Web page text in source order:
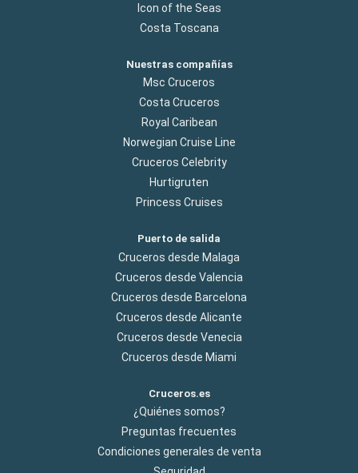
Icon of the Seas
Costa Toscana
Nuestras compañías
Msc Cruceros
Costa Cruceros
Royal Caribean
Norwegian Cruise Line
Cruceros Celebrity
Hurtigruten
Princess Cruises
Puerto de salida
Cruceros desde Malaga
Cruceros desde Valencia
Cruceros desde Barcelona
Cruceros desde Alicante
Cruceros desde Venecia
Cruceros desde Miami
Cruceros.es
¿Quiénes somos?
Preguntas frecuentes
Condiciones generales de venta